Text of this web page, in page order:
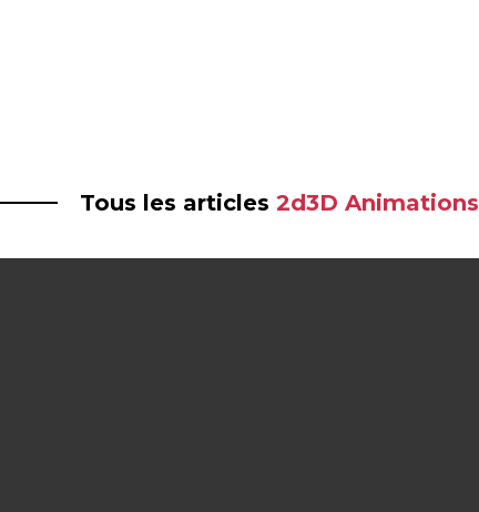
Tous les articles 2d3D Animations